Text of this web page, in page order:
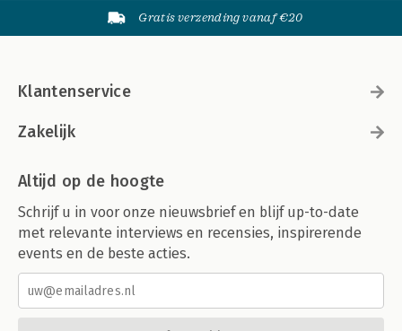
Gratis verzending vanaf €20
Klantenservice
Zakelijk
Altijd op de hoogte
Schrijf u in voor onze nieuwsbrief en blijf up-to-date
met relevante interviews en recensies, inspirerende
events en de beste acties.